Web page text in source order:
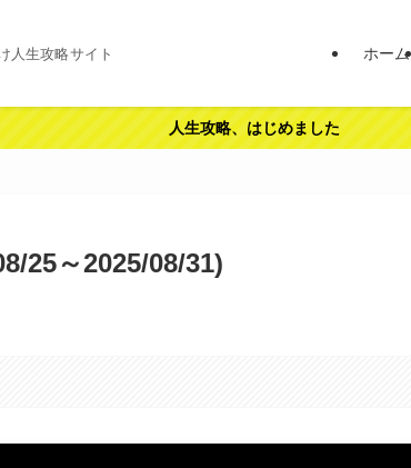
人生攻略サイト ホーム
人生攻略、はじめました
25～2025/08/31)